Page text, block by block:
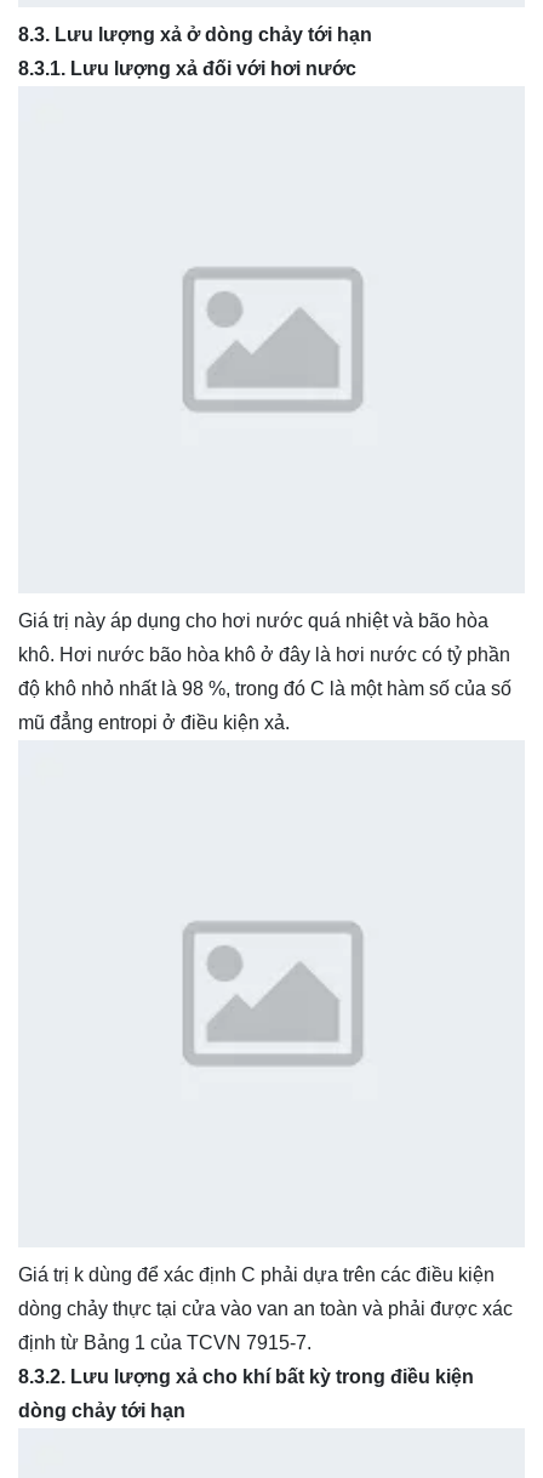
8.3. Lưu lượng xả ở dòng chảy tới hạn
8.3.1. Lưu lượng xả đối với hơi nước
Giá trị này áp dụng cho hơi nước quá nhiệt và bão hòa
khô. Hơi nước bão hòa khô ở đây là hơi nước có tỷ phần
độ khô nhỏ nhất là 98 %, trong đó C là một hàm số của số
mũ đẳng entropi ở điều kiện xả.
Giá trị k dùng để xác định C phải dựa trên các điều kiện
dòng chảy thực tại cửa vào van an toàn và phải được xác
định từ Bảng 1 của TCVN 7915-7.
8.3.2. Lưu lượng xả cho khí bất kỳ trong điều kiện
dòng chảy tới hạn